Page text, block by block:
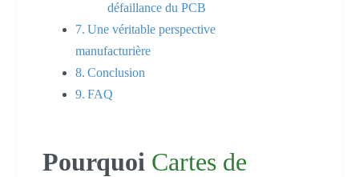
défaillance du PCB
Une véritable perspective
manufacturière
Conclusion
FAQ
Pourquoi Cartes de